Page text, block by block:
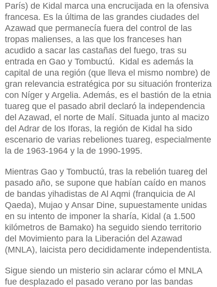
París) de Kidal marca una encrucijada en la ofensiva
francesa. Es la última de las grandes ciudades del
Azawad que permanecía fuera del control de las
tropas malienses, a las que los franceses han
acudido a sacar las castañas del fuego, tras su
entrada en Gao y Tombuctú. Kidal es además la
capital de una región (que lleva el mismo nombre) de
gran relevancia estratégica por su situación fronteriza
con Níger y Argelia. Además, es el bastión de la etnia
tuareg que el pasado abril declaró la independencia
del Azawad, el norte de Malí. Situada junto al macizo
del Adrar de los Iforas, la región de Kidal ha sido
escenario de varias rebeliones tuareg, especialmente
la de 1963-1964 y la de 1990-1995.
Mientras Gao y Tombuctú, tras la rebelión tuareg del
pasado año, se supone que habían caído en manos
de bandas yihadistas de Al Aqmi (franquicia de Al
Qaeda), Mujao y Ansar Dine, supuestamente unidas
en su intento de imponer la sharía, Kidal (a 1.500
kilómetros de Bamako) ha seguido siendo territorio
del Movimiento para la Liberación del Azawad
(MNLA), laicista pero decididamente independentista.
Sigue siendo un misterio sin aclarar cómo el MNLA
fue desplazado el pasado verano por las bandas